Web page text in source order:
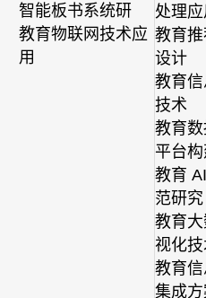
智能板书系统研
教育物联网技术应
用
处理应
教育
设计
教育
技术
教育
平台构
教育
范研究
教育
视化技
教育
集成方